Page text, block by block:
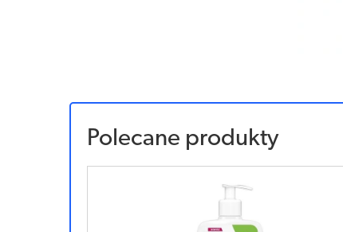
Polecane produkty